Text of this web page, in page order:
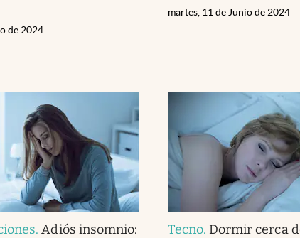
de 2024
martes, 11 de Junio de 2024
.Adiós insomnio:
Tecno. Dormir cerca